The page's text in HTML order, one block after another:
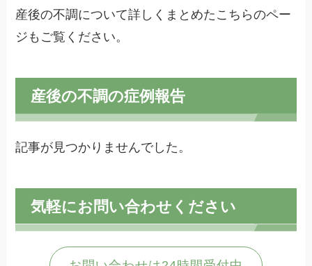
産後の不調について詳しくまとめたこちらのペー
ジもご覧ください。
産後の不調の症例報告
記事が見つかりませんでした。
気軽にお問い合わせください